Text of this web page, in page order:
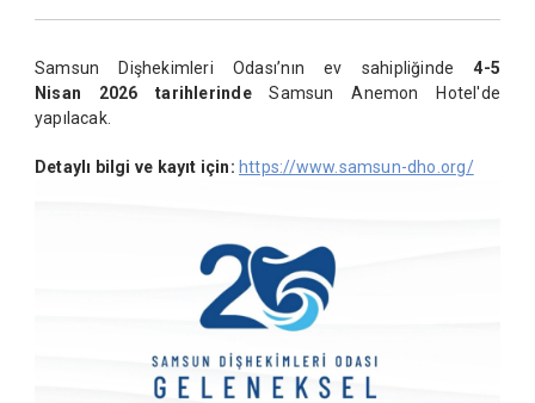
Samsun Dişhekimleri Odası’nın ev sahipliğinde4-5
Nisan 2026 tarihlerindeSamsun Anemon Hotel'de
yapılacak.
Detaylı bilgi ve kayıt için: https://www.samsun-dho.org/